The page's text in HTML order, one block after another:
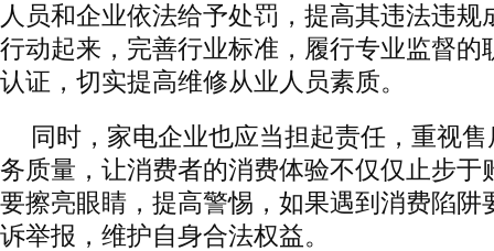
人员和企业依法给予处罚，提高其违法违规
行动起来，完善行业标准，履行专业监督的
认证，切实提高维修从业人员素质。
同时，家电企业也应当担起责任，重视
务质量，让消费者的消费体验不仅仅止步于
要擦亮眼睛，提高警惕，如果遇到消费陷阱
诉举报，维护自身合法权益。